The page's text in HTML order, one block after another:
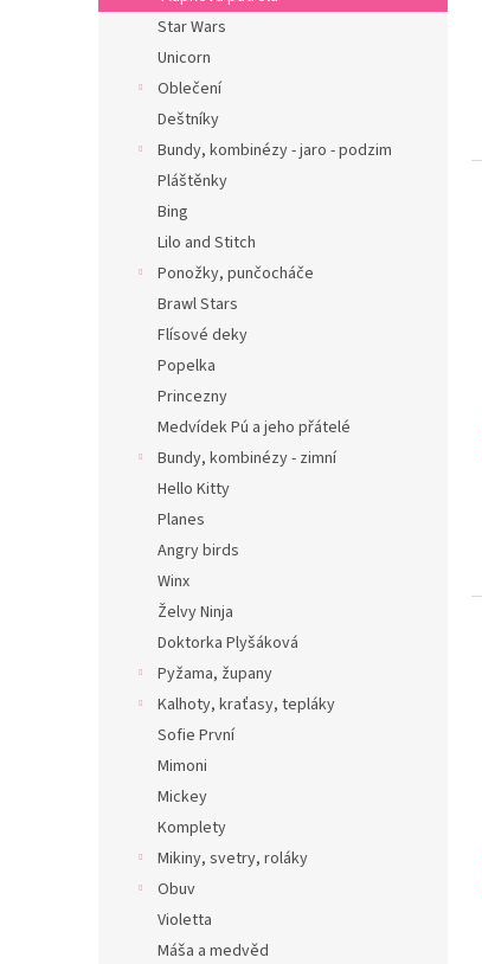
Star Wars
Unicorn
Oblečení
Deštníky
Bundy, kombinézy - jaro - podzim
Pláštěnky
Bing
Lilo and Stitch
Ponožky, punčocháče
Brawl Stars
Flísové deky
Popelka
Princezny
Medvídek Pú a jeho přátelé
Bundy, kombinézy - zimní
Hello Kitty
Planes
Angry birds
Winx
Želvy Ninja
Doktorka Plyšáková
Pyžama, župany
Kalhoty, kraťasy, tepláky
Sofie První
Mimoni
Mickey
Komplety
Mikiny, svetry, roláky
Obuv
Violetta
Máša a medvěd